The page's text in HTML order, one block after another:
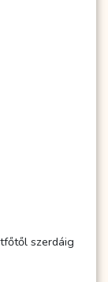
szerdáig